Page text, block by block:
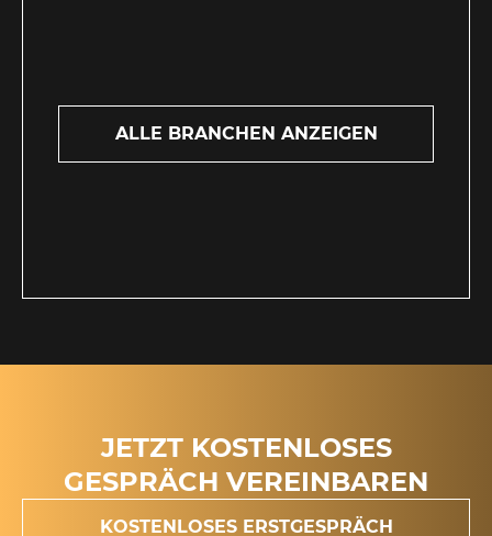
ALLE BRANCHEN ANZEIGEN
JETZT KOSTENLOSES
GESPRÄCH VEREINBAREN
KOSTENLOSES ERSTGESPRÄCH